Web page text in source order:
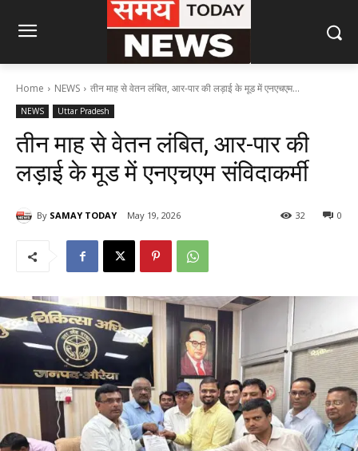
Home NEWS तीन माह से वेतन लंबित, आर-पार की लड़ाई के मूड में एनएचएम...
NEWS Uttar Pradesh
तीन माह से वेतन लंबित, आर-पार की
लड़ाई के मूड में एनएचएम संविदाकर्मी
By SAMAY TODAY May 19, 2026 0
32